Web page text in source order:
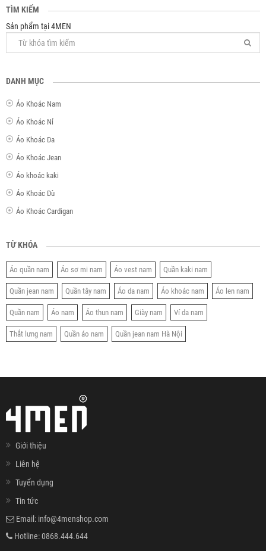
TÌM KIẾM
Sản phẩm tại 4MEN
DANH MỤC
Áo Khoác Nam
Áo Khoác Nỉ
Áo Khoác Da
Áo Khoác Jean
Áo khoác kaki
Áo Khoác Dù
Áo Khoác Cardigan
TỪ KHÓA
Áo quần nam Áo sơ mi nam Áo vest nam Quần kaki nam
Quần jean nam Quần tây nam Áo da nam Áo khoác nam Áo len nam
Quần nam Áo nam Áo thun nam Giày nam Ví da nam
Thắt lưng nam Quần áo nam Quần jean nam Hà Nội
Giới thiệu
Liên hệ
Tuyển dụng
Tin tức
Email: info@4menshop.com
Hotline:0868.444.644